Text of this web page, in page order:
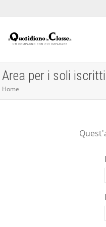
Area per i soli iscritti
Home